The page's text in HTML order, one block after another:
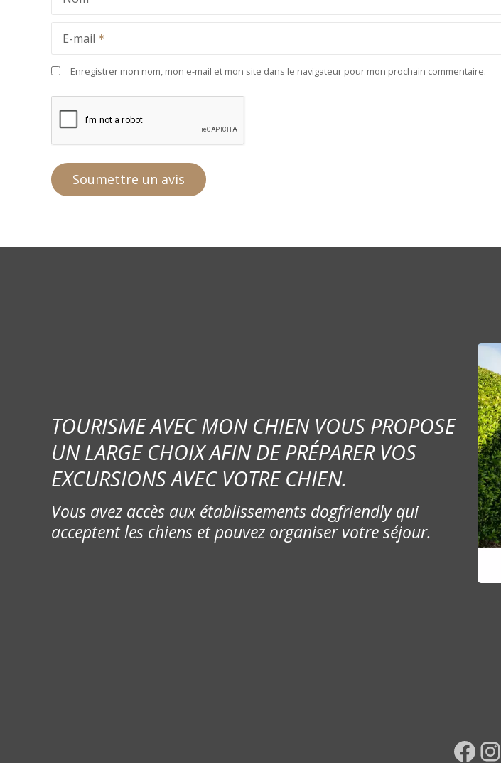
E-mail
Enregistrer mon nom, mon e-mail et mon site dans le navigateur pour mon prochain commentaire.
TOURISME AVEC MON CHIEN VOUS PROPOSE
UN LARGE CHOIX AFIN DE PRÉPARER VOS
EXCURSIONS AVEC VOTRE CHIEN.
Vous avez accès aux établissements dogfriendly qui
acceptent les chiens et pouvez organiser votre séjour.
Facebook Instagram